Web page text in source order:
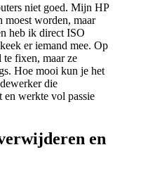
niet goed. Mijn HP
moest worden, maar
heb ik direct ISO
er iemand mee. Op
te fixen, maar ze
Hoe mooi kun je het
die
en werkte vol passie
en